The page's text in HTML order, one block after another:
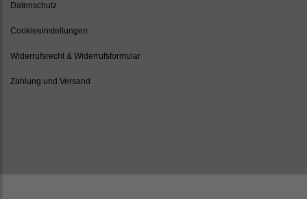
Datenschutz
Cookieeinstellungen
Widerrufsrecht & Widerrufsformular
Zahlung und Versand